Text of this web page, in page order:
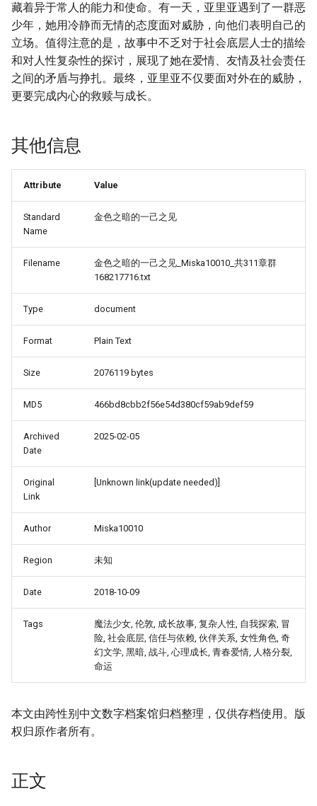
藏着异于常人的能力和使命。有一天，亚里亚遇到了一群恶
少年，她用冷静而无情的态度面对威胁，向他们表明自己的
立场。值得注意的是，故事中不乏对于社会底层人士的描绘
和对人性复杂性的探讨，展现了她在爱情、友情及社会责任
之间的矛盾与挣扎。最终，亚里亚不仅要面对外在的威胁，
更要完成内心的救赎与成长。
其他信息
Attribute Value
Standard
Name
金色之暗的一己之见
Filename
金色之暗的一己之见_Miska10010_共311章群
168217716.txt
Type document
Format Plain Text
Size 2076119 bytes
MD5 466bd8cbb2f56e54d380cf59ab9def59
Archived
Date
2025-02-05
Original
Link
[Unknown link(update needed)]
Author Miska10010
Region 未知
Date 2018-10-09
Tags
魔法少女, 伦敦, 成长故事, 复杂人性, 自我探索, 冒
险, 社会底层, 信任与依赖, 伙伴关系, 女性角色, 奇
幻文学, 黑暗, 战斗, 心理成长, 青春爱情, 人格分裂,
命运
本文由跨性别中文数字档案馆归档整理，仅供存档使用。版
权归原作者所有。
正文